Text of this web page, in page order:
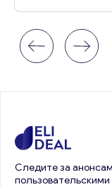
Следите за
пользовательскими